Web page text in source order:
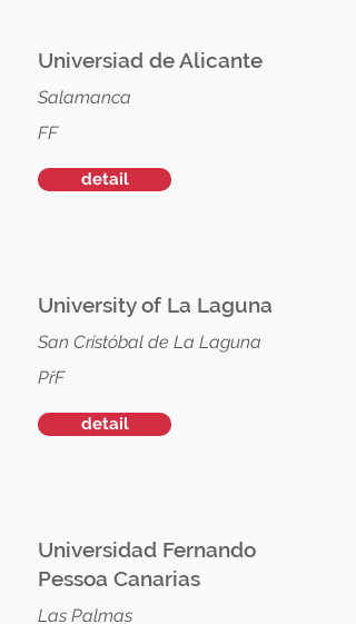
Universiad de Alicante
Salamanca
FF
detail
University of La Laguna
San Cristóbal de La Laguna
PřF
detail
Universidad Fernando
Pessoa Canarias
Las Palmas